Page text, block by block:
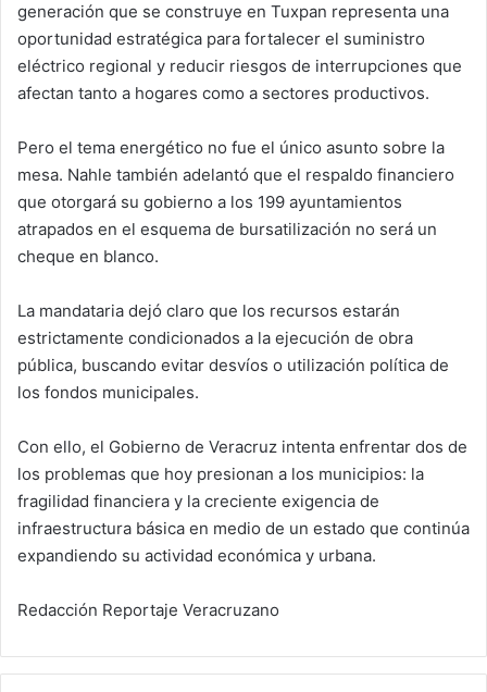
generación que se construye en Tuxpan representa una
oportunidad estratégica para fortalecer el suministro
eléctrico regional y reducir riesgos de interrupciones que
afectan tanto a hogares como a sectores productivos.
Pero el tema energético no fue el único asunto sobre la
mesa. Nahle también adelantó que el respaldo financiero
que otorgará su gobierno a los 199 ayuntamientos
atrapados en el esquema de bursatilización no será un
cheque en blanco.
La mandataria dejó claro que los recursos estarán
estrictamente condicionados a la ejecución de obra
pública, buscando evitar desvíos o utilización política de
los fondos municipales.
Con ello, el Gobierno de Veracruz intenta enfrentar dos de
los problemas que hoy presionan a los municipios: la
fragilidad financiera y la creciente exigencia de
infraestructura básica en medio de un estado que continúa
expandiendo su actividad económica y urbana.
Redacción Reportaje Veracruzano